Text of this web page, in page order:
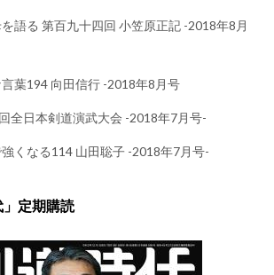
を語る 第百九十四回 小笠原正記 -2018年8月
言葉194 向田信行 -2018年8月号
全日本剣道演武大会 -2018年7月号-
強くなる114 山田聡子 -2018年7月号-
」定期購読